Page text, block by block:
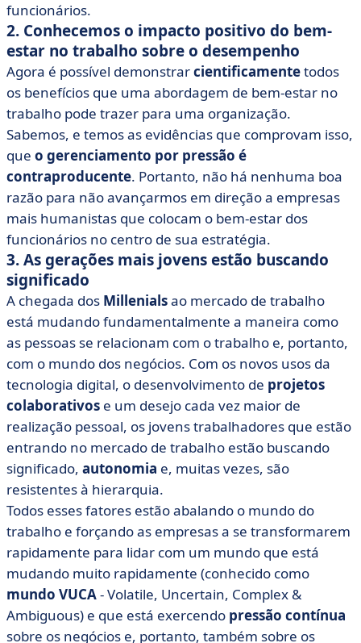
funcionários.
2. Conhecemos o impacto positivo do bem-
estar no trabalho sobre o desempenho
Agora é possível demonstrarcientificamentetodos
os benefícios que uma abordagem de bem-estar no
trabalho pode trazer para uma organização.
Sabemos, e temos as evidências que comprovam isso,
que o gerenciamento por pressão é
contraproducente. Portanto, não há nenhuma boa
razão para não avançarmos em direção a empresas
mais humanistas que colocam o bem-estar dos
funcionários no centro de sua estratégia.
3. As gerações mais jovens estão buscando
significado
A chegada dos Millenialsao mercado de trabalho
está mudando fundamentalmente a maneira como
as pessoas se relacionam com o trabalho e, portanto,
com o mundo dos negócios. Com os novos usos da
tecnologia digital, o desenvolvimento de projetos
colaborativos e um desejo cada vez maior de
realização pessoal, os jovens trabalhadores que estão
entrando no mercado de trabalho estão buscando
significado, autonomia e, muitas vezes, são
resistentes à hierarquia.
Todos esses fatores estão abalando o mundo do
trabalho e forçando as empresas a se transformarem
rapidamente para lidar com um mundo que está
mudando muito rapidamente (conhecido como
mundo VUCA- Volatile, Uncertain, Complex &
Ambiguous) e que está exercendo pressão contínua
sobre os negócios e, portanto, também sobre os